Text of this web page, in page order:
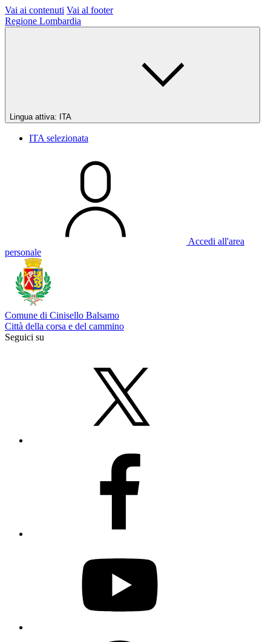
Vai ai contenuti Vai al footer
Regione Lombardia
Lingua attiva: ITA
ITA selezionata
Accedi all'area
personale
Comune di Cinisello Balsamo
Città della corsa e del cammino
Seguici su